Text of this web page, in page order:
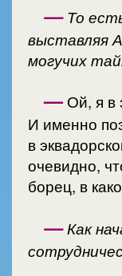
—То
выставляя
могучих
— Ой, я в
И именно
в
очевидно,
борец, в
—Как